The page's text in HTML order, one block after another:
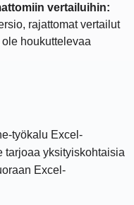
vertailuihin:
rajattomat vertailut
houkuttelevaa
työkalu Excel-
tarjoaa yksityiskohtaisia
Excel-